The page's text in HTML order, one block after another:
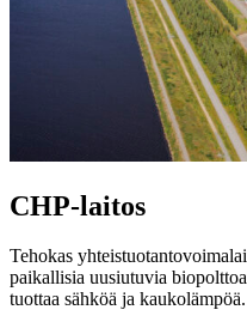
CHP-laitos
Tehokas
paikallisia uusiutuvia
tuottaa sähköä ja kaukolämpöä.